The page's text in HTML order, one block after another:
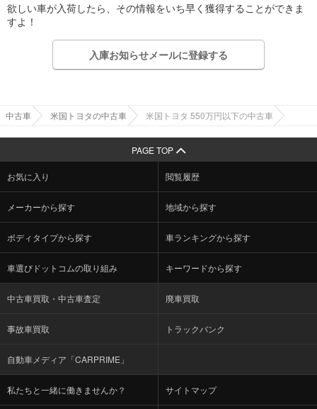
欲しい車が入荷したら、その情報をいち早く獲得することができま
すよ！
入庫お知らせメールに登録する
中古車 米国トヨタの中古車 米国トヨタ 550万円以下の中古車
PAGE TOP
お気に入り 閲覧履歴
メーカーから探す 地域から探す
ボディタイプから探す 車ランキングから探す
車選びドットコムの取り組み キーワードから探す
中古車買取・中古車査定 廃車買取
事故車買取 トラックバンク
自動車メディア「CARPRIME」
私たちと一緒に働きませんか？ サイトマップ